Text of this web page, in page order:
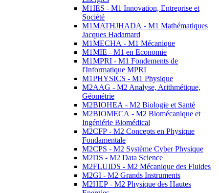
M1IES - M1 Innovation, Entreprise et
Société
M1MATHJHADA - M1 Mathématiques
Jacques Hadamard
M1MECHA - M1 Mécanique
M1MIE - M1 en Economie
M1MPRI - M1 Fondements de
l'Informatique MPRI
M1PHYSICS - M1 Physique
M2AAG - M2 Analyse, Arithmétique,
Géométrie
M2BIOHEA - M2 Biologie et Santé
M2BIOMECA - M2 Biomécanique et
Ingéniérie Biomédical
M2CFP - M2 Concepts en Physique
Fondamentale
M2CPS - M2 Système Cyber Physique
M2DS - M2 Data Science
M2FLUIDS - M2 Mécanique des Fluides
M2GI - M2 Grands Instruments
M2HEP - M2 Physique des Hautes